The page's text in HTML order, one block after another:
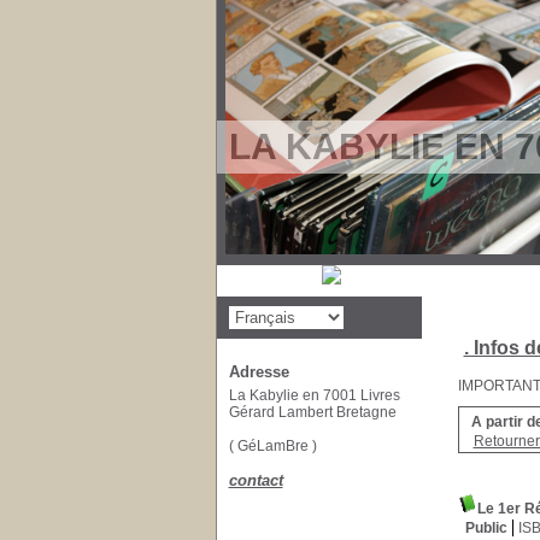
LA KABYLIE EN
. Infos
A partir
Le 1er
Public
Adresse
La Kabylie en 7001 Livres
Gérard Lambert Bretagne
( GéLamBre )
contact